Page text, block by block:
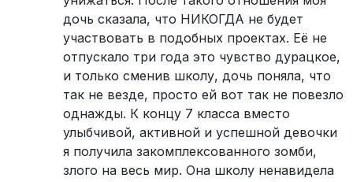
дочь сказала, что НИКОГДА не будет
участвовать в подобных проектах. Её не
отпускало три года это чувство дурацкое,
и только сменив школу, дочь поняла, что
так не везде, просто ей вот так не повезло
однажды. К концу 7 класса вместо
улыбчивой, активной и успешной девочки
я получила закомплексованного зомби,
злого на весь мир. Она школу ненавидела